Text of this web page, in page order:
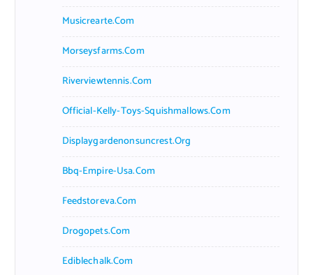
Musicrearte.com
Morseysfarms.com
Riverviewtennis.com
Official-Kelly-Toys-Squishmallows.com
Displaygardenonsuncrest.org
Bbq-Empire-Usa.com
Feedstoreva.com
Drogopets.com
Ediblechalk.com